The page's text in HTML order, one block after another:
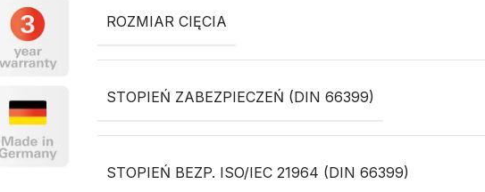
ROZMIAR CIĘCIA
STOPIEŃ ZABEZPIECZEŃ (DIN 66399)
STOPIEŃ BEZP. ISO/IEC 21964 (DIN 66399)